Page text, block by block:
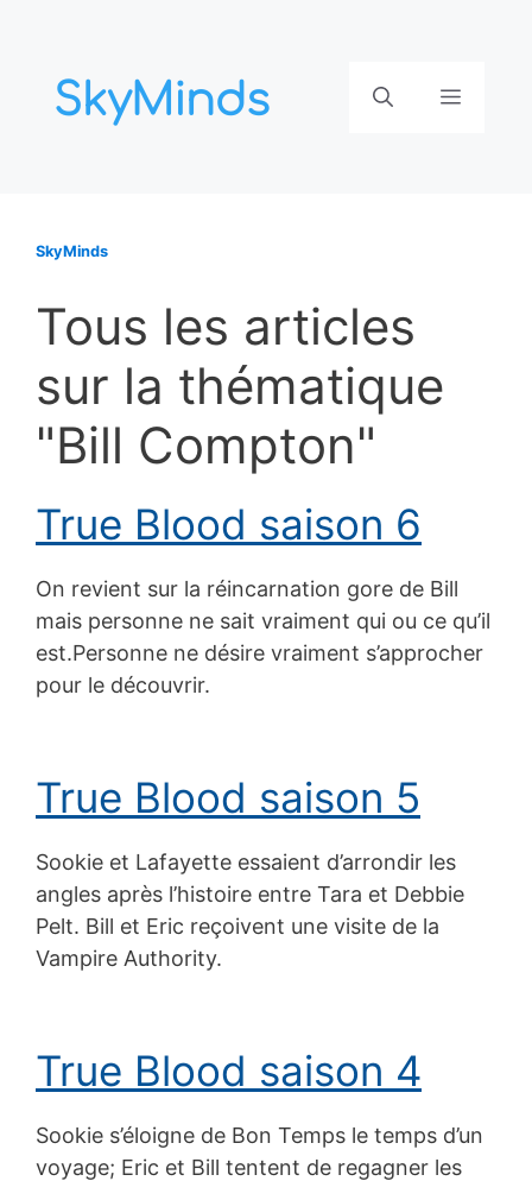
contenu
Menu
SkyMinds
Tous les articles
sur la thématique
"Bill Compton"
True Blood saison 6
On revient sur la réincarnation gore de Bill
mais personne ne sait vraiment qui ou ce qu’il
est.Personne ne désire vraiment s’approcher
pour le découvrir.
True Blood saison 5
Sookie et Lafayette essaient d’arrondir les
angles après l’histoire entre Tara et Debbie
Pelt. Bill et Eric reçoivent une visite de la
Vampire Authority.
True Blood saison 4
Sookie s’éloigne de Bon Temps le temps d’un
voyage; Eric et Bill tentent de regagner les